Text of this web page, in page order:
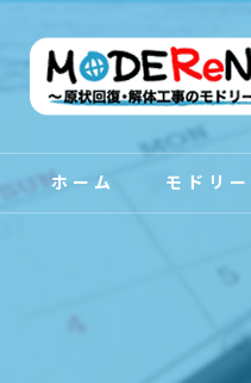
ホーム モドリ